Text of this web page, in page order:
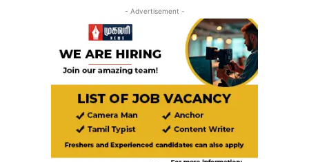
- Advertisement -